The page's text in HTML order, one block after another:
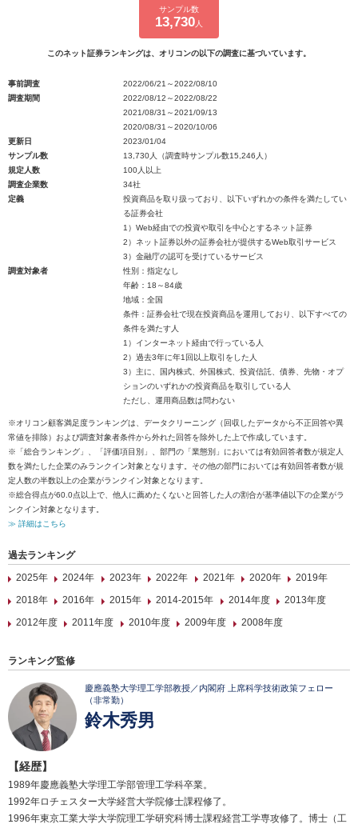
サンプル数
13,730 人
このネット証券ランキングは、オリコンの以下の調査に基づいています。
事前調査
2022/06/21～2022/08/10
調査期間
2022/08/12～2022/08/22
2021/08/31～2021/09/13
2020/08/31～2020/10/06
更新日
2023/01/04
サンプル数
13,730人（調査時サンプル数15,246人）
規定人数
100人以上
調査企業数
34社
定義
投資商品を取り扱っており、以下いずれかの条件を満たしてい
る証券会社
1）Web経由での投資や取引を中心とするネット証券
2）ネット証券以外の証券会社が提供するWeb取引サービス
3）金融庁の認可を受けているサービス
調査対象者
性別：指定なし
年齢：18～84歳
地域：全国
条件：証券会社で現在投資商品を運用しており、以下すべての
条件を満たす人
1）インターネット経由で行っている人
2）過去3年に年1回以上取引をした人
3）主に、国内株式、外国株式、投資信託、債券、先物・オプ
ションのいずれかの投資商品を取引している人
ただし、運用商品数は問わない
※オリコン顧客満足度ランキングは、データクリーニング（回収したデータから不正回答や異
常値を排除）および調査対象者条件から外れた回答を除外した上で作成しています。
※「総合ランキング」、「評価項目別」、部門の「業態別」においては有効回答者数が規定人
数を満たした企業のみランクイン対象となります。その他の部門においては有効回答者数が規
定人数の半数以上の企業がランクイン対象となります。
※総合得点が60.0点以上で、他人に薦めたくないと回答した人の割合が基準値以下の企業がラ
ンクイン対象となります。
≫ 詳細はこちら
過去ランキング
2025年
2024年 2023年 2022年 2021年 2020年
2019年
2018年
2016年 2015年 2014-2015年 2014年度
2013年度
2012年度
2011年度 2010年度 2009年度 2008年度
ランキング監修
慶應義塾大学理工学部教授／内閣府 上席科学技術政策フェロー
（非常勤）
鈴木秀男
【経歴】
1989年慶應義塾大学理工学部管理工学科卒業。
1992年ロチェスター大学経営大学院修士課程修了。
1996年東京工業大学大学院理工学研究科博士課程経営工学専攻修了。博士（工